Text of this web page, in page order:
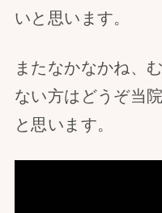
いと思います。
またなかなかね、
ない方はどうぞ当
と思います。